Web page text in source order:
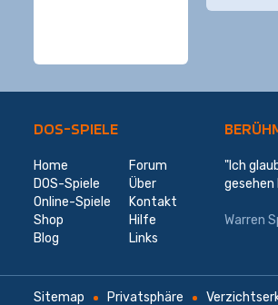
DOS-SPIELE
Home
DOS-Spiele
Online-Spiele
Shop
Blog
Forum
Über
Kontakt
Hilfe
Links
"Ich
Warren
Sitemap Privatsphäre